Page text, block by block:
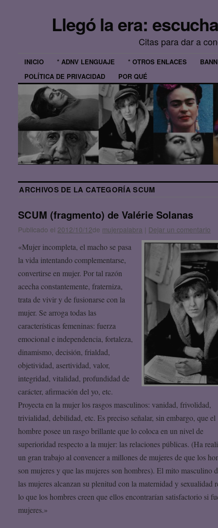
Llegó la era:
Citas para dar a
INICIO * ADNV LENGUAJE * OTROS ENLACES
POLÍTICA DE PRIVACIDAD
POR QUÉ
ARCHIVOS DE LA CATEGORÍASCUM
SCUM (fragmento) de Valérie Solanas
Publicado el 2012/10/12de mujerpalabra | Dejar un comentario
«Mujer incompleta, el macho se pasa
la vida intentando complementarse,
convertirse en mujer. Por tal razón
acecha constantemente, fraterniza,
trata de vivir y de fusionarse con la
mujer. Se arroga todas las
características femeninas: fuerza
emocional e independencia, fortaleza,
dinamismo, decisión, frialdad,
objetividad, asertividad, valor,
integridad, vitalidad, profundidad de
carácter, afirmación del yo, etc.
Proyecta en la mujer los rasgos masculinos: vanidad, frivolidad,
trivialidad, debilidad, etc. Es preciso señalar, sin embargo, que el
hombre posee un rasgo brillante que lo coloca en un nivel de
superioridad respecto a la mujer: las relaciones públicas. (Ha
un gran trabajo al convencer a millones de mujeres de que los
son mujeres y que las mujeres son hombres). El mito masculino
las mujeres alcanzan su plenitud con la maternidad y sexualidad
lo que los hombres creen que ellos encontrarían satisfactorio si
mujeres.»